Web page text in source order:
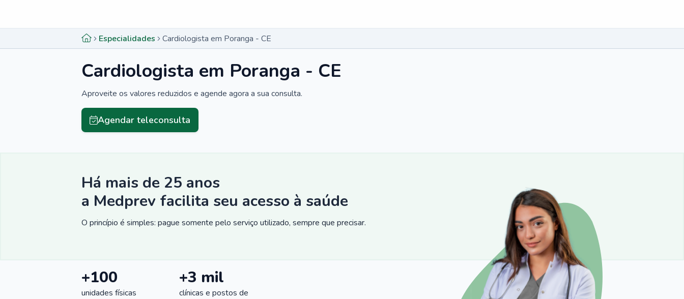
Especialidades Cardiologista em Poranga - CE
Cardiologista em Poranga - CE
Aproveite os valores reduzidos e agende agora a sua consulta.
Agendar teleconsulta
Há mais de 25 anos
a Medprev facilita seu acesso à saúde
O princípio é simples: pague somente pelo serviço utilizado, sempre que precisar.
+100
unidades físicas
+3 mil
clínicas e postos de